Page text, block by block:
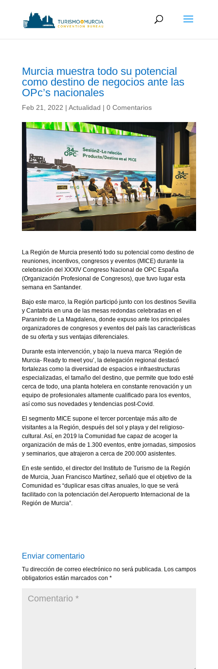
Murcia muestra todo su potencial
como destino de negocios ante las
OPc’s nacionales
Feb 21, 2022 | Actualidad | 0 Comentarios
La Región de Murcia presentó todo su potencial como destino de
reuniones, incentivos, congresos y eventos (MICE) durante la
celebración del XXXIV Congreso Nacional de OPC España
(Organización Profesional de Congresos), que tuvo lugar esta
semana en Santander.
Bajo este marco, la Región participó junto con los destinos Sevilla
y Cantabria en una de las mesas redondas celebradas en el
Paraninfo de La Magdalena, donde expuso ante los principales
organizadores de congresos y eventos del país las características
de su oferta y sus ventajas diferenciales.
Durante esta intervención, y bajo la nueva marca ‘Región de
Murcia- Ready to meet you’, la delegación regional destacó
fortalezas como la diversidad de espacios e infraestructuras
especializadas, el tamaño del destino, que permite que todo esté
cerca de todo, una planta hotelera en constante renovación y un
equipo de profesionales altamente cualificado para los eventos,
así como sus novedades y tendencias post-Covid.
El segmento MICE supone el tercer porcentaje más alto de
visitantes a la Región, después del sol y playa y del religioso-
cultural. Así, en 2019 la Comunidad fue capaz de acoger la
organización de más de 1.300 eventos, entre jornadas, simposios
y seminarios, que atrajeron a cerca de 200.000 asistentes.
En este sentido, el director del Instituto de Turismo de la Región
de Murcia, Juan Francisco Martínez, señaló que el objetivo de la
Comunidad es “duplicar esas cifras anuales, lo que se verá
facilitado con la potenciación del Aeropuerto Internacional de la
Región de Murcia”.
Enviar comentario
Tu dirección de correo electrónico no será publicada. Los campos
obligatorios están marcados con *